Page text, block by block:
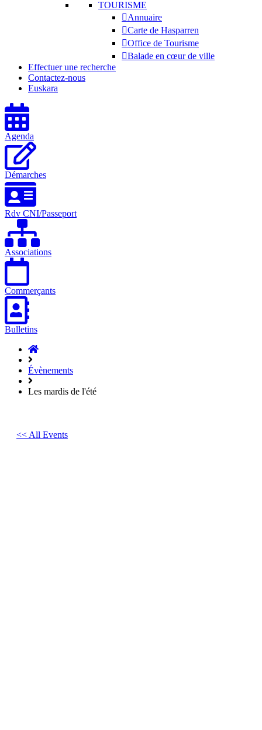
TOURISME
Annuaire
Carte de Hasparren
Office de Tourisme
Balade en cœur de ville
Effectuer une recherche
Contactez-nous
Euskara
Agenda
Démarches
Rdv CNI/Passeport
Associations
Commerçants
Bulletins
Accueil
Évènements
Les mardis de l'été
<< All Events